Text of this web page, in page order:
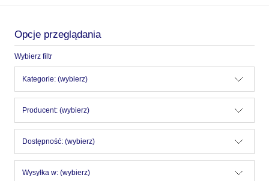
Opcje przeglądania
Wybierz filtr
Kategorie: (wybierz)
Producent: (wybierz)
Dostępność: (wybierz)
Wysyłka w: (wybierz)